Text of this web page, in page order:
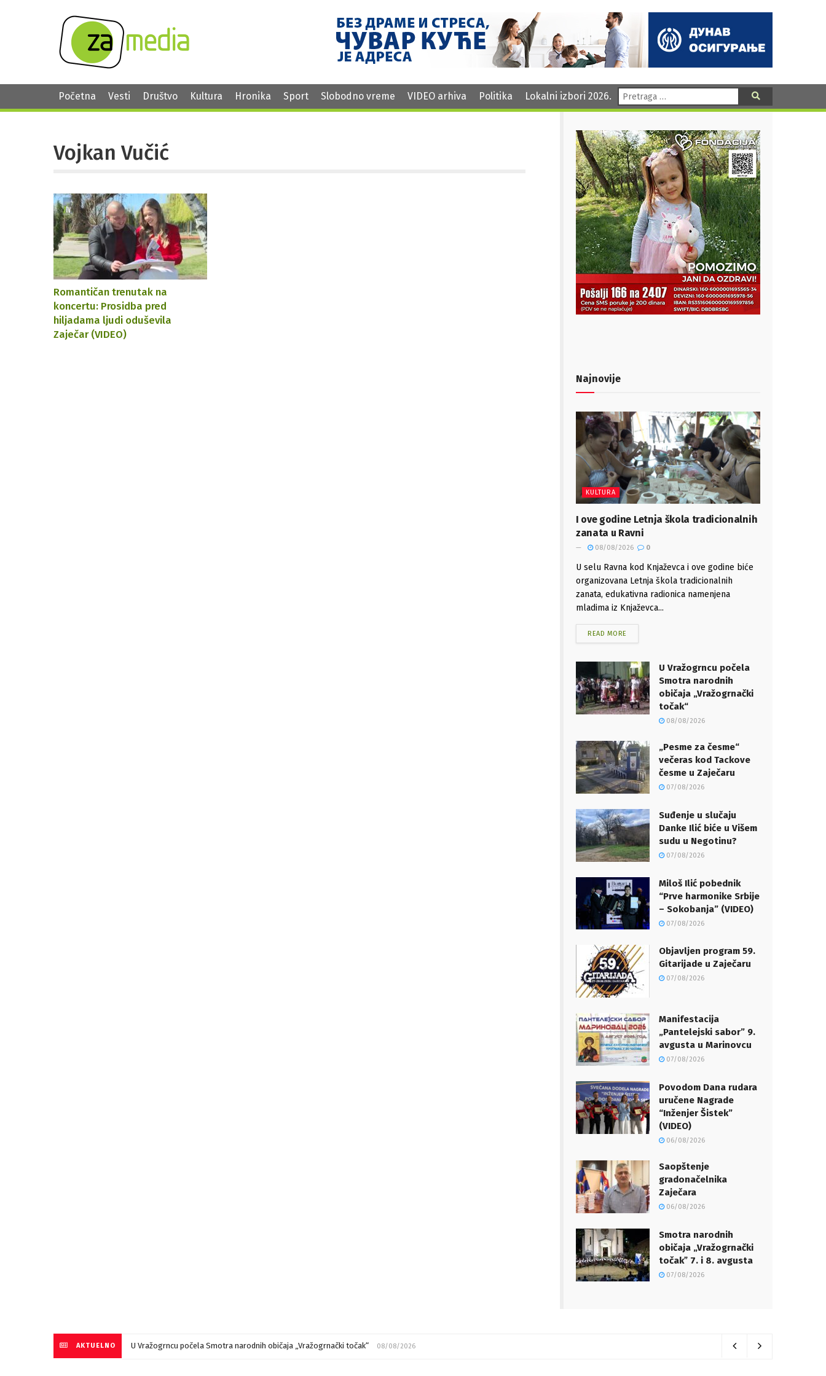
Početna Vesti Društvo Kultura Hronika Sport Slobodno vreme VIDEO arhiva Politika Lokalni izbori 2026. Pretraga:
Vojkan Vučić
Romantičan trenutak na
koncertu: Prosidba pred
hiljadama ljudi oduševila
Zaječar (VIDEO)
Najnovije
KULTURA
I ove godine Letnja škola tradicionalnih
zanata u Ravni
08/08/2026 0
U selu Ravna kod Knjaževca i ove godine biće
organizovana Letnja škola tradicionalnih
zanata, edukativna radionica namenjena
mladima iz Knjaževca...
READ MORE
U Vražogrncu počela
Smotra narodnih
običaja „Vražogrnački
točak“
08/08/2026
„Pesme za česme“
večeras kod Tackove
česme u Zaječaru
07/08/2026
Suđenje u slučaju
Danke Ilić biće u Višem
sudu u Negotinu?
07/08/2026
Miloš Ilić pobednik
“Prve harmonike Srbije
– Sokobanja” (VIDEO)
07/08/2026
Objavljen program 59.
Gitarijade u Zaječaru
07/08/2026
Manifestacija
„Pantelejski sabor” 9.
avgusta u Marinovcu
07/08/2026
Povodom Dana rudara
uručene Nagrade
“Inženjer Šistek”
(VIDEO)
06/08/2026
Saopštenje
gradonačelnika
Zaječara
06/08/2026
Smotra narodnih
običaja „Vražogrnački
točakˮ 7. i 8. avgusta
07/08/2026
AKTUELNO U Vražogrncu počela Smotra narodnih običaja „Vražogrnački točak“ 08/08/2026